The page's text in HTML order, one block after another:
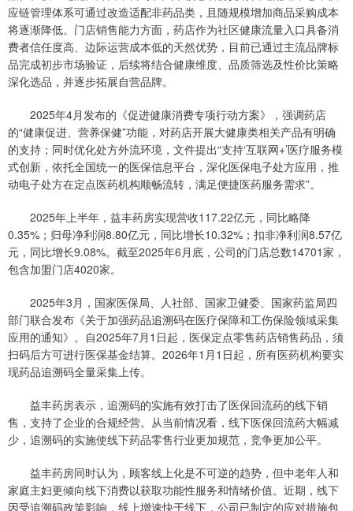
应链管理体系可通过改造适配非药品类，且随规模增加商品采购成本
将逐渐降低。门店销售能力方面，药店作为社区健康流量入口具备消
费者信任度高、边际运营成本低的天然优势，目前已通过主流品牌标
品完成初步市场验证，后续将结合健康维度、品质筛选及性价比策略
深化选品，并逐步拓展自营品牌。
2025年4月发布的《促进健康消费专项行动方案》，强调药店
的“健康促进、营养保健”功能，对药店开展大健康类相关产品有明确
的支持；同时优化处方外流环境，文件提出“支持‘互联网+’医疗服务模
式创新，依托全国统一的医保信息平台，深化医保电子处方应用，推
动电子处方在定点医药机构顺畅流转，满足便捷医药服务需求”。
2025年上半年，益丰药房实现营收117.22亿元，同比略降
0.35%；归母净利润8.80亿元，同比增长10.32%；扣非净利润8.57亿
元，同比增长9.08%。截至2025年6月底，公司的门店总数14701家，
包含加盟门店4020家。
2025年3月，国家医保局、人社部、国家卫健委、国家药监局四
部门联合发布《关于加强药品追溯码在医疗保障和工伤保险领域采集
应用的通知》。自2025年7月1日起，医保定点零售药店销售药品，须
扫码后方可进行医保基金结算。2026年1月1日起，所有医药机构要实
现药品追溯码全量采集上传。
益丰药房表示，追溯码的实施有效打击了医保回流药的线下销
售，支持了企业的合规经营。从当前情况看，线下医保回流药大幅减
少，追溯码的实施使线下药品零售行业更加规范，竞争更加公平。
益丰药房同时认为，顾客线上化是不可逆的趋势，但中老年人和
家庭主妇更倾向线下消费以获取功能性服务和情绪价值。近期，线下
因受追溯码政策影响，线上增速快于线下，公司已制定的应对措施包